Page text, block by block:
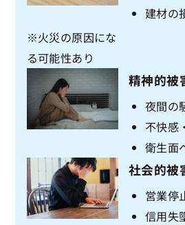
建材の
※火災の原因にな
る可能性あり
精神的被
夜間の
不快感
衛生面
社会的被
営業停
信用失